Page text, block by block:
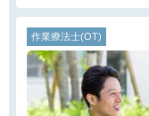
作業療法士(OT)